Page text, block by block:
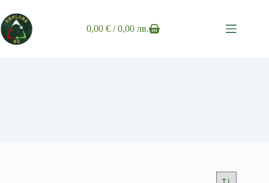
to
content
Shopping
0,00€ / 0,00 лв.